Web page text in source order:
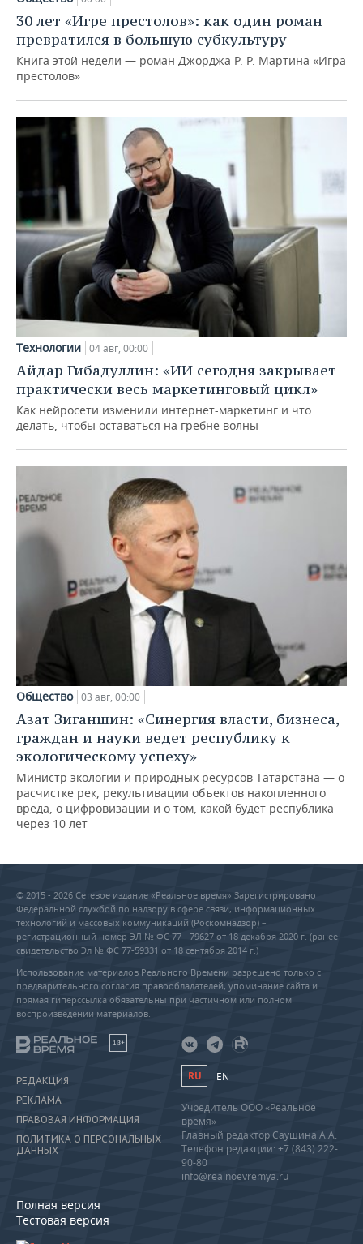
30 лет «Игре престолов»: как один роман
превратился в большую субкультуру
Книга этой недели — роман Джорджа Р. Р. Мартина «Игра
престолов»
Технологии 04 авг, 00:00
Айдар Гибадуллин: «ИИ сегодня закрывает
практически весь маркетинговый цикл»
Как нейросети изменили интернет-маркетинг и что
делать, чтобы оставаться на гребне волны
Общество 03 авг, 00:00
Азат Зиганшин: «Синергия власти, бизнеса,
граждан и науки ведет республику к
экологическому успеху»
Министр экологии и природных ресурсов Татарстана — о
расчистке рек, рекультивации объектов накопленного
вреда, о цифровизации и о том, какой будет республика
через 10 лет
© 2015 - 2026 Сетевое издание «Реальное время» Зарегистрировано
Федеральной службой по надзору в сфере связи, информационных
технологий и массовых коммуникаций (Роскомнадзор) –
регистрационный номер ЭЛ № ФС 77 - 79627 от 18 декабря 2020 г. (ранее
свидетельство Эл № ФС 77-59331 от 18 сентября 2014 г.)
Использование материалов Реального Времени разрешено только с
предварительного согласия правообладателей, упоминание сайта и
прямая гиперссылка обязательны при частичном или полном
воспроизведении материалов.
18+
РЕДАКЦИЯ
РЕКЛАМА
ПРАВОВАЯ ИНФОРМАЦИЯ
ПОЛИТИКА О ПЕРСОНАЛЬНЫХ
ДАННЫХ
Полная версия
Тестовая версия
RU EN
Учредитель ООО «Реальное
время»
Главный редактор Саушина А.А.
Телефон редакции: +7 (843) 222-
90-80
info@realnoevremya.ru